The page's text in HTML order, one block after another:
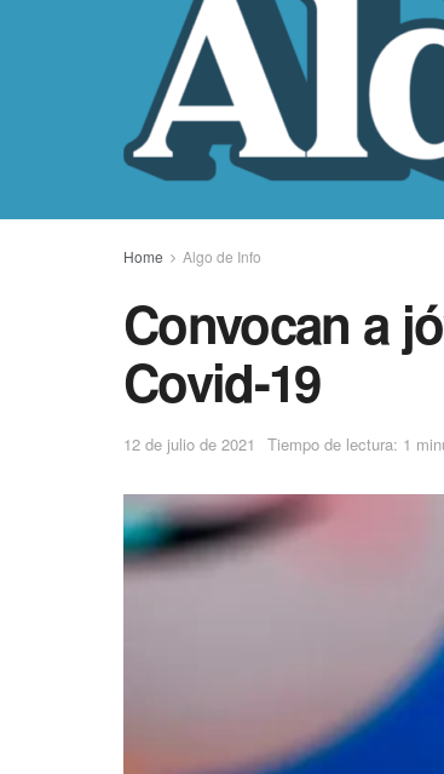
Home Algo de Info
Convocan a
Covid-19
12 de julio de 2021 Tiempo de lectura: 1